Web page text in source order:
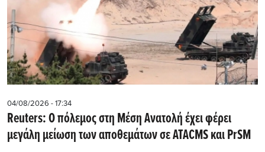
04/08/2026 - 17:34
Reuters: Ο πόλεμος στη Μέση Ανατολή έχει φέρει
μεγάλη μείωση των αποθεμάτων σε ATACMS και PrSM